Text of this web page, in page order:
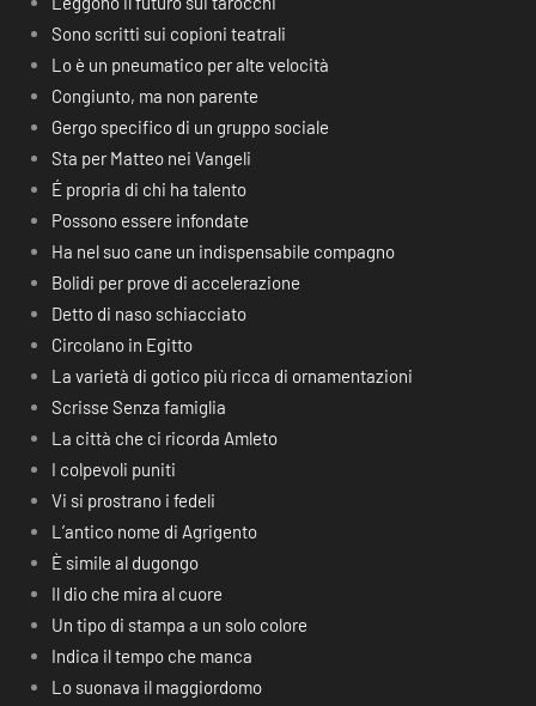
Sono scritti sui copioni teatrali
Lo è un pneumatico per alte velocità
Congiunto, ma non parente
Gergo specifico di un gruppo sociale
Sta per Matteo nei Vangeli
É propria di chi ha talento
Possono essere infondate
Ha nel suo cane un indispensabile compagno
Bolidi per prove di accelerazione
Detto di naso schiacciato
Circolano in Egitto
La varietà di gotico più ricca di ornamentazioni
Scrisse Senza famiglia
La città che ci ricorda Amleto
I colpevoli puniti
Vi si prostrano i fedeli
L’antico nome di Agrigento
È simile al dugongo
Il dio che mira al cuore
Un tipo di stampa a un solo colore
Indica il tempo che manca
Lo suonava il maggiordomo